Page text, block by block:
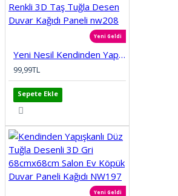
Yeni Geldi
Yeni Nesil Kendinden Yapışkanlı Esnek Sünger Renkli 3D Taş Tuğla Desen Duvar Kağıdı Paneli nw208
99,99TL
Sepete Ekle
Yeni Geldi